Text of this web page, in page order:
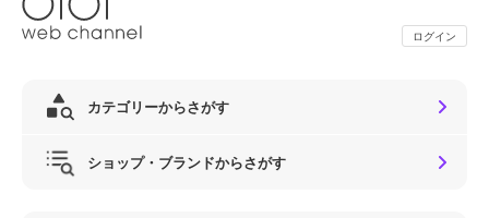
ログイン
カテゴリーからさがす
ショップ・ブランドからさがす